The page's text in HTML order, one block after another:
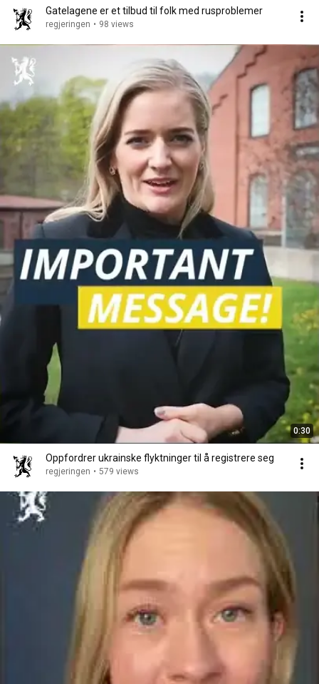
Gatelagene er et tilbud til folk med rusproblemer
regjeringen • 98 views
0:30
Oppfordrer ukrainske flyktninger til å registrere seg
regjeringen • 579 views